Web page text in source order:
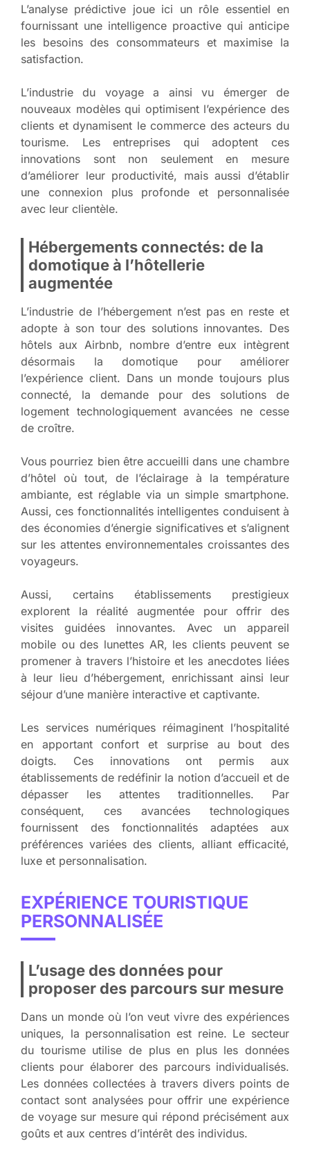
L’analyse prédictive joue ici un rôle essentiel en
fournissant une intelligence proactive qui anticipe
les besoins des consommateurs et maximise la
satisfaction.
L’industrie du voyage a ainsi vu émerger de
nouveaux modèles qui optimisent l’expérience des
clients et dynamisent le commerce des acteurs du
tourisme. Les entreprises qui adoptent ces
innovations sont non seulement en mesure
d’améliorer leur productivité, mais aussi d’établir
une connexion plus profonde et personnalisée
avec leur clientèle.
Hébergements connectés: de la
domotique à l’hôtellerie
augmentée
L’industrie de l’hébergement n’est pas en reste et
adopte à son tour des solutions innovantes. Des
hôtels aux Airbnb, nombre d’entre eux intègrent
désormais la domotique pour améliorer
l’expérience client. Dans un monde toujours plus
connecté, la demande pour des solutions de
logement technologiquement avancées ne cesse
de croître.
Vous pourriez bien être accueilli dans une chambre
d’hôtel où tout, de l’éclairage à la température
ambiante, est réglable via un simple smartphone.
Aussi, ces fonctionnalités intelligentes conduisent à
des économies d’énergie significatives et s’alignent
sur les attentes environnementales croissantes des
voyageurs.
Aussi, certains établissements prestigieux
explorent la réalité augmentée pour offrir des
visites guidées innovantes. Avec un appareil
mobile ou des lunettes AR, les clients peuvent se
promener à travers l’histoire et les anecdotes liées
à leur lieu d’hébergement, enrichissant ainsi leur
séjour d’une manière interactive et captivante.
Les services numériques réimaginent l’hospitalité
en apportant confort et surprise au bout des
doigts. Ces innovations ont permis aux
établissements de redéfinir la notion d’accueil et de
dépasser les attentes traditionnelles. Par
conséquent, ces avancées technologiques
fournissent des fonctionnalités adaptées aux
préférences variées des clients, alliant efficacité,
luxe et personnalisation.
EXPÉRIENCE TOURISTIQUE
PERSONNALISÉE
L’usage des données pour
proposer des parcours sur mesure
Dans un monde où l’on veut vivre des expériences
uniques, la personnalisation est reine. Le secteur
du tourisme utilise de plus en plus les données
clients pour élaborer des parcours individualisés.
Les données collectées à travers divers points de
contact sont analysées pour offrir une expérience
de voyage sur mesure qui répond précisément aux
goûts et aux centres d’intérêt des individus.